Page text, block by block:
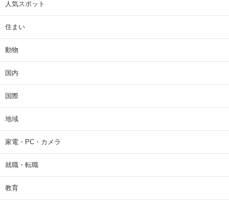
人気スポット
住まい
動物
国内
国際
地域
家電・PC・カメラ
就職・転職
教育